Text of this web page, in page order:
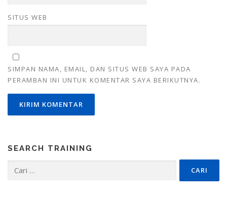
SITUS WEB
SIMPAN NAMA, EMAIL, DAN SITUS WEB SAYA PADA
PERAMBAN INI UNTUK KOMENTAR SAYA BERIKUTNYA.
SEARCH TRAINING
untuk: